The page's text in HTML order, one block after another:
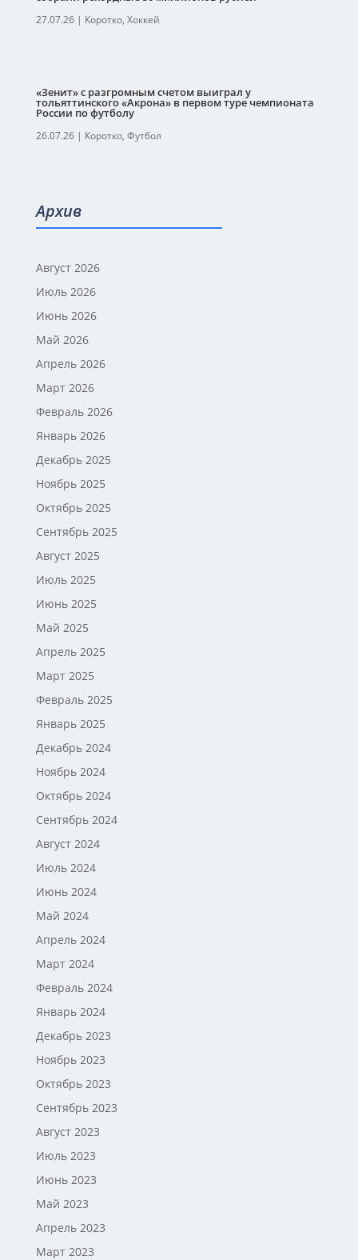
27.07.26| Коротко, Хоккей
«Зенит» с разгромным счетом выиграл у
тольяттинского «Акрона» в первом туре чемпионата
России по футболу
26.07.26| Коротко, Футбол
Архив
Август 2026
Июль 2026
Июнь 2026
Май 2026
Апрель 2026
Март 2026
Февраль 2026
Январь 2026
Декабрь 2025
Ноябрь 2025
Октябрь 2025
Сентябрь 2025
Август 2025
Июль 2025
Июнь 2025
Май 2025
Апрель 2025
Март 2025
Февраль 2025
Январь 2025
Декабрь 2024
Ноябрь 2024
Октябрь 2024
Сентябрь 2024
Август 2024
Июль 2024
Июнь 2024
Май 2024
Апрель 2024
Март 2024
Февраль 2024
Январь 2024
Декабрь 2023
Ноябрь 2023
Октябрь 2023
Сентябрь 2023
Август 2023
Июль 2023
Июнь 2023
Май 2023
Апрель 2023
Март 2023